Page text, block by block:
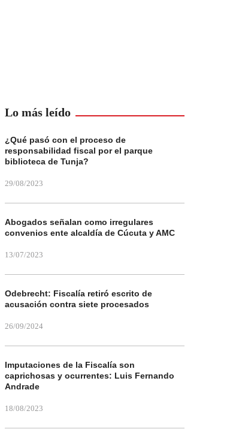
Lo más leído
¿Qué pasó con el proceso de
responsabilidad fiscal por el parque
biblioteca de Tunja?
29/08/2023
Abogados señalan como irregulares
convenios ente alcaldía de Cúcuta y AMC
13/07/2023
Odebrecht: Fiscalía retiró escrito de
acusación contra siete procesados
26/09/2024
Imputaciones de la Fiscalía son
caprichosas y ocurrentes: Luis Fernando
Andrade
18/08/2023